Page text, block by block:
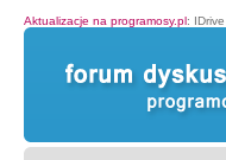
Aktualizacje na programosy.pl: